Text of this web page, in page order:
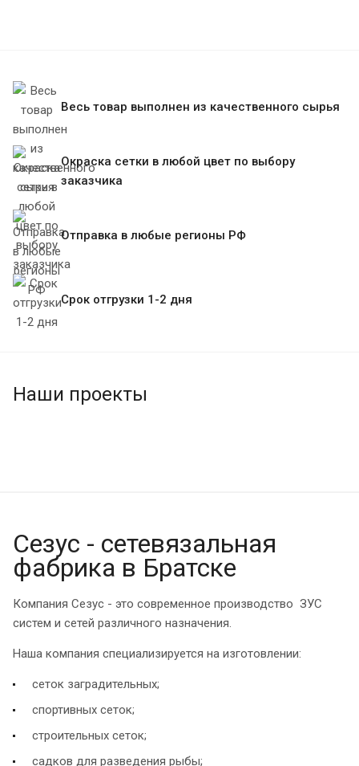
Весь товар выполнен из качественного сырья
Окраска сетки в любой цвет по выбору
заказчика
Отправка в любые регионы РФ
Срок отгрузки 1-2 дня
Наши проекты
Сезус - сетевязальная
фабрика в Братске
Компания Сезус - это современное производство ЗУС
систем и сетей различного назначения.
Наша компания специализируется на изготовлении:
сеток заградительных;
спортивных сеток;
строительных сеток;
садков для разведения рыбы;